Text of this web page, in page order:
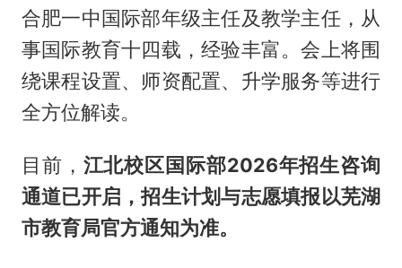
合肥一中国际部年级主任及教学主任，从
事国际教育十四载，经验丰富。会上将围
绕课程设置、师资配置、升学服务等进行
全方位解读。
目前， 江北校区国际部2026年招生咨询
通道已开启，招生计划与志愿填报以芜湖
市教育局官方通知为准。